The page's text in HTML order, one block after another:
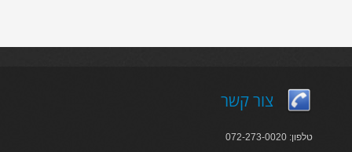
צור קשר
טלפון: 072-273-0020